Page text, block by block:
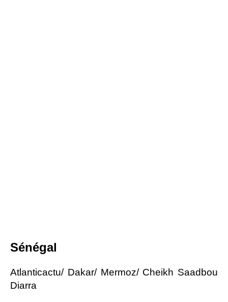
Sénégal
Atlanticactu/ Dakar/ Mermoz/ Cheikh Saadbou
Diarra